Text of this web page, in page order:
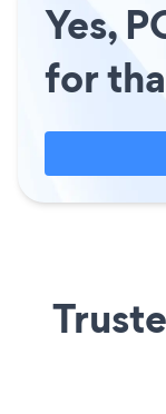
Yes,
for